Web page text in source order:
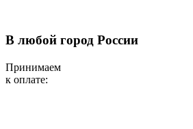
В любой город России
Принимаем
к оплате: